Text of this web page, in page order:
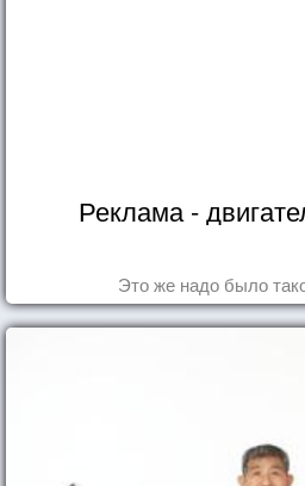
Реклама -
Это же надо было